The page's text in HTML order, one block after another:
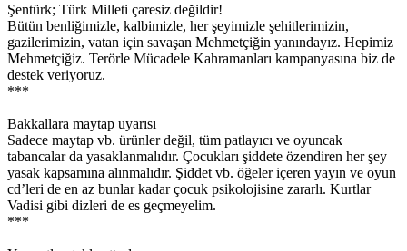
Şentürk; Türk Milleti çaresiz değildir!
Bütün benliğimizle, kalbimizle, her şeyimizle şehitlerimizin,
gazilerimizin, vatan için savaşan Mehmetçiğin yanındayız. Hepimiz
Mehmetçiğiz. Terörle Mücadele Kahramanları kampanyasına biz de
destek veriyoruz.
***
Bakkallara maytap uyarısı
Sadece maytap vb. ürünler değil, tüm patlayıcı ve oyuncak
tabancalar da yasaklanmalıdır. Çocukları şiddete özendiren her şey
yasak kapsamına alınmalıdır. Şiddet vb. öğeler içeren yayın ve oyun
cd’leri de en az bunlar kadar çocuk psikolojisine zararlı. Kurtlar
Vadisi gibi dizleri de es geçmeyelim.
***